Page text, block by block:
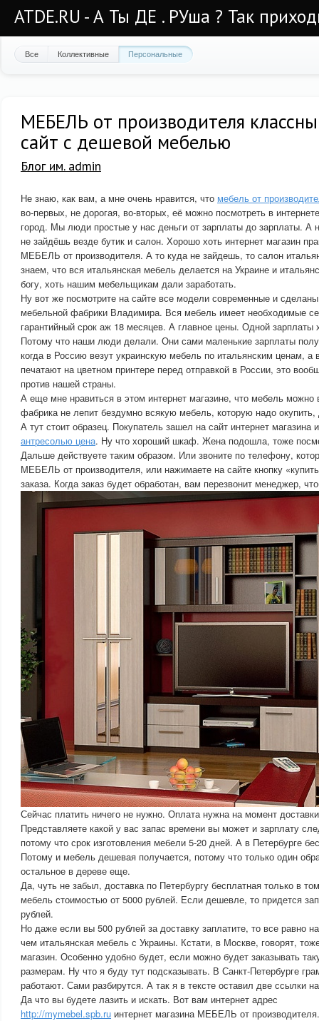
ATDE.RU - А Ты ДЕ . РУша ? Так
Все Коллективные Персональные
МЕБЕЛЬ от производителя
сайт с дешевой мебелью
Блог им. admin
Не знаю, как вам, а мне очень нравится, что мебель от
во-первых, не дорогая, во-вторых, её можно посмотреть в
город. Мы люди простые у нас деньги от зарплаты до зарплаты. А
не зайдёшь везде бутик и салон. Хорошо хоть интернет магазин
МЕБЕЛЬ от производителя. А то куда не зайдешь, то салон
знаем, что вся итальянская мебель делается на Украине и
богу, хоть нашим мебельщикам дали заработать.
Ну вот же посмотрите на сайте все модели современные и
мебельной фабрики Владимира. Вся мебель имеет необходимые
гарантийный срок аж 18 месяцев. А главное цены. Одной зарплаты
Потому что наши люди делали. Они сами маленькие зарплаты
когда в Россию везут украинскую мебель по итальянским ценам, а
печатают на цветном принтере перед отправкой в России, это
против нашей страны.
А еще мне нравиться в этом интернет магазине, что мебель можно
фабрика не лепит бездумно всякую мебель, которую надо
А тут стоит образец. Покупатель зашел на сайт интернет магазина
антресолью цена. Ну что хороший шкаф. Жена подошла, тоже
Дальше действуете таким образом. Или звоните по телефону,
МЕБЕЛЬ от производителя, или нажимаете на сайте кнопку
заказа. Когда заказ будет обработан, вам перезвонит менеджер,
Сейчас платить ничего не нужно. Оплата нужна на момент
Представляете какой у вас запас времени вы может и зарплату
потому что срок изготовления мебели 5-20 дней. А в Петербурге
Потому и мебель дешевая получается, потому что только один
остальное в дереве еще.
Да, чуть не забыл, доставка по Петербургу бесплатная только в
мебель стоимостью от 5000 рублей. Если дешевле, то придется
рублей.
Но даже если вы 500 рублей за доставку заплатите, то все равно
чем итальянская мебель с Украины. Кстати, в Москве, говорят,
магазин. Особенно удобно будет, если можно будет заказывать
размерам. Ну что я буду тут подсказывать. В Санкт-Петербурге
работают. Сами разбирутся. А так я в тексте оставил две ссылки
Да что вы будете лазить и искать. Вот вам интернет адрес
http://mymebel.spb.ru интернет магазина МЕБЕЛЬ от производителя.